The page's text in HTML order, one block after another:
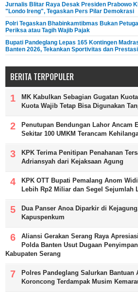
Jurnalis Blitar Raya Desak Presiden Prabowo
"Londo Ireng", Tegaskan Pers Pilar Demokrasi
Polri Tegaskan Bhabinkamtibmas Bukan
Periksa atau Tagih Wajib Pajak
Bupati Pandeglang Lepas 165 Kontingen
Banten 2026, Tekankan Sportivitas dan Prestasi
BERITA TERPOPULER
MK Kabulkan Sebagian Gugatan
Kuota Wajib Tetap Bisa Digunakan
Penutupan Bendungan Lahor Ancam
Sekitar 100 UMKM Terancam
KPK Terima Penitipan Penahanan
Adriansyah dari Kejaksaan Agung
KPK OTT Bupati Pemalang Anom
Lebih Rp2 Miliar dan Segel Sejumlah
Dua Panser Anoa Diparkir di
Kapuspenkum
Aliansi Gerakan Serang Raya
Polda Banten Usut Dugaan
Kabupaten Serang
Polres Pandeglang Salurkan Bantuan
Koroncong Terdampak Musim